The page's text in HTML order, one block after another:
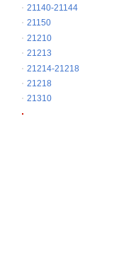
21140-21144
21150
21210
21213
21214-21218
21218
21310